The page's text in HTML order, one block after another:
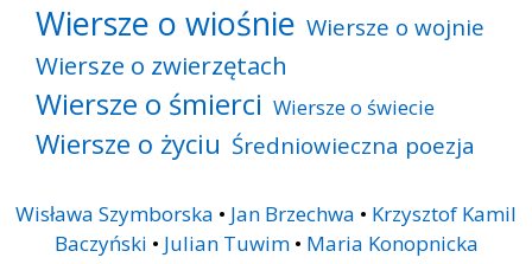
Wiersze o wiośnie Wiersze o wojnie
Wiersze o zwierzętach
Wiersze o śmierci Wiersze o świecie
Wiersze o życiu Średniowieczna poezja
Wisława Szymborska • Jan Brzechwa • Krzysztof Kamil
Baczyński • Julian Tuwim• Maria Konopnicka